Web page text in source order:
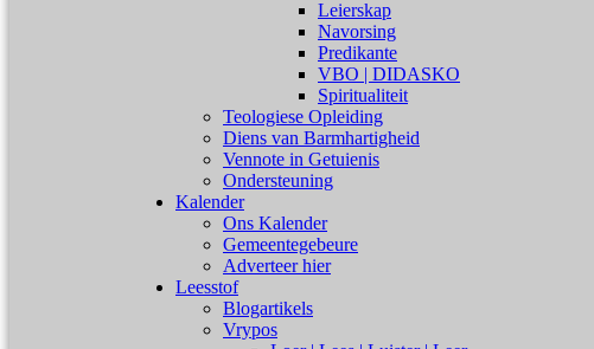
Leierskap
Navorsing
Predikante
VBO | DIDASKO
Spiritualiteit
Teologiese Opleiding
Diens van Barmhartigheid
Vennote in Getuienis
Ondersteuning
Kalender
Ons Kalender
Gemeentegebeure
Adverteer hier
Leesstof
Blogartikels
Vrypos